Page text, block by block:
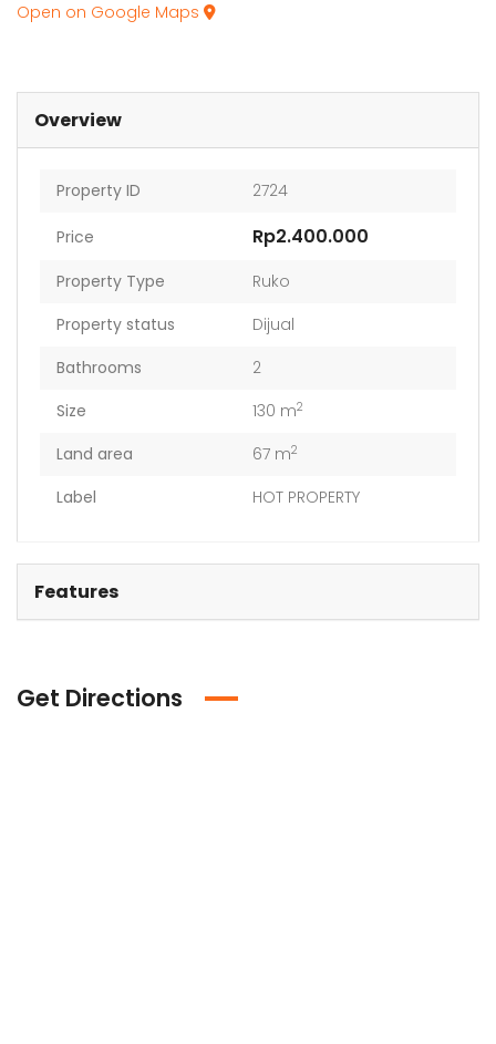
Open on Google Maps
Overview
Property ID 2724
Price Rp2.400.000
Property Type
Ruko
Property status
Dijual
Bathrooms
2
Size
130 m2
Land area 67 m2
Label HOT PROPERTY
Features
Get Directions